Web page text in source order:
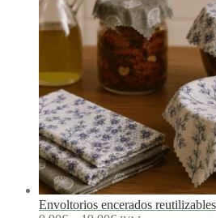
r
e
c
i
o
:
e
s
d
e
1
4
,
Envoltorios encerados reutilizables